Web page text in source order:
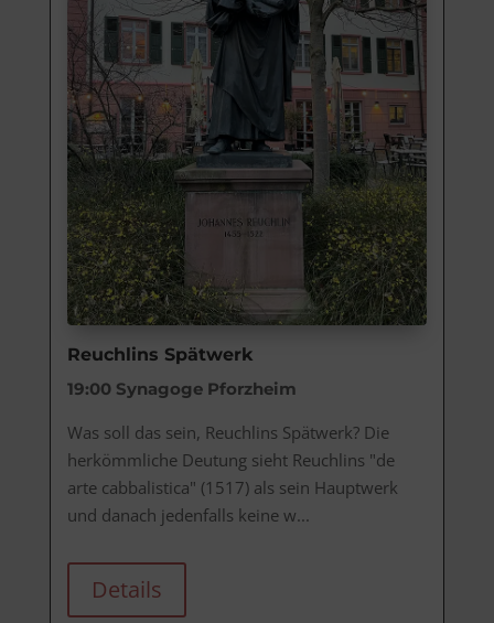
Reuchlins Spätwerk
19:00Synagoge Pforzheim
Was soll das sein, Reuchlins Spätwerk? Die
herkömmliche Deutung sieht Reuchlins "de
arte cabbalistica" (1517) als sein Hauptwerk
und danach jedenfalls keine w...
Details